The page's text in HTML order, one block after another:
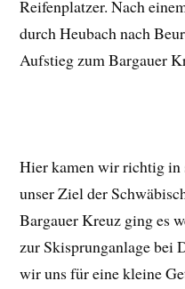
Reifenplatzer. Nach
durch Heubach nach
Aufstieg zum Bargauer
Hier kamen wir richtig in
unser Ziel der
Bargauer Kreuz ging es
zur Skisprunganlage bei
wir uns für eine kleine